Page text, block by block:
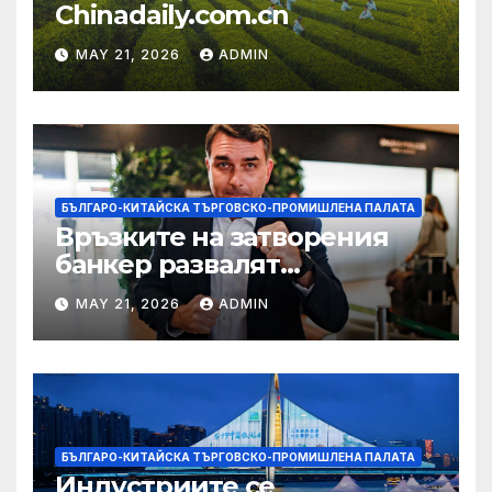
Chinadaily.com.cn
MAY 21, 2026 ADMIN
БЪЛГАРО-КИТАЙСКА ТЪРГОВСКО-ПРОМИШЛЕНА ПАЛАТА
Връзките на затворения
банкер развалят
надеждите на Флавио
Болсонаро за президент на
Бразилия
MAY 21, 2026 ADMIN
БЪЛГАРО-КИТАЙСКА ТЪРГОВСКО-ПРОМИШЛЕНА ПАЛАТА